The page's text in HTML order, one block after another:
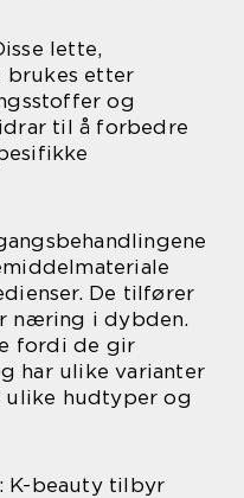
lette,
brukes etter
og
til å forbedre
De tilfører
næring i dybden.
fordi de gir
har ulike varianter
ulike hudtyper og
K-beauty tilbyr